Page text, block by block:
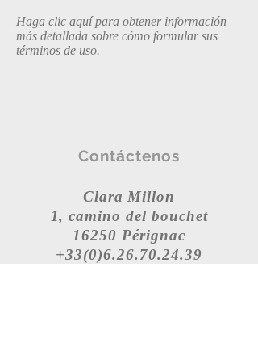
Haga clic aquípara obtener información
más detallada sobre cómo formular sus
términos de uso.
Contáctenos
Clara Millon
1, camino del bouchet
16250 Pérignac
+33(0)6.26.70.24.39